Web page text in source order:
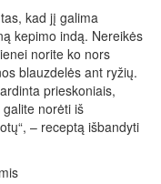
kad jį galima
kepimo indą. Nereikės
norite ko nors
blauzdelės ant ryžių.
prieskoniais,
norėti iš
– receptą išbandyti